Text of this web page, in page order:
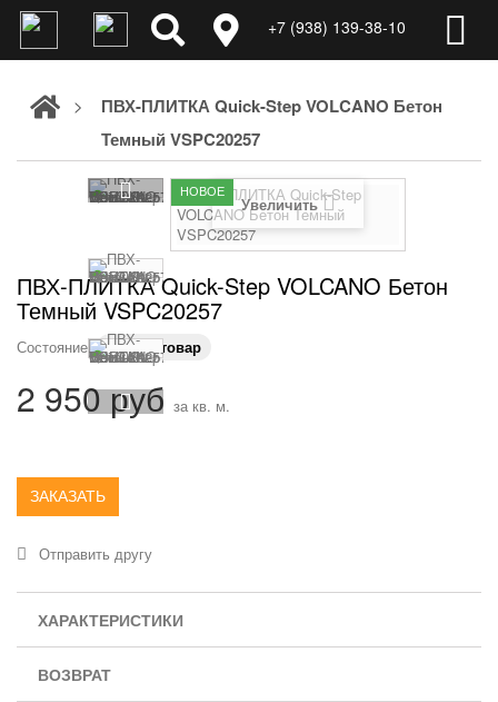
+7 (938) 139-38-10
>
ПВХ-ПЛИТКА Quick-Step VOLCANO Бетон
Темный VSPC20257
НОВОЕ
Увеличить
ПВХ-ПЛИТКА Quick-Step VOLCANO Бетон
Темный VSPC20257
Состояние: Новый товар
2 950 руб за кв. м.
ЗАКАЗАТЬ
Отправить другу
ХАРАКТЕРИСТИКИ
ВОЗВРАТ